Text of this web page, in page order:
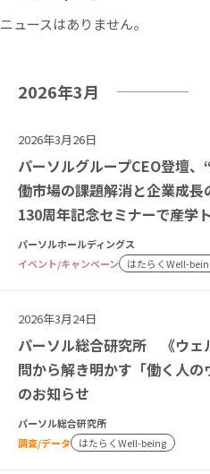
ニュースはありません。
2026年3月
2026年3月26日
パーソルグループCEO登壇
働市場の課題解消と企業成
130周年記念セミナーで産学
パーソルホールディングス
イベント/キャンペーン
はたらくWell-
2026年3月24日
パーソル総合研究所 《ウェ
問から解き明かす「働く人
のお知らせ
パーソル総合研究所
調査/データ
はたらくWell-being